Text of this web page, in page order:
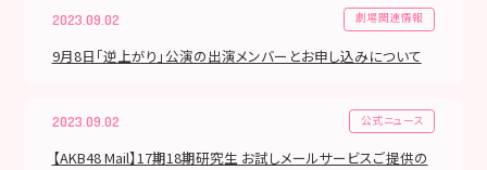
2023.09.02 劇場関連情報
9月8日「逆上がり」公演の出演メンバーとお申し込みについて
2023.09.02 公式ニュース
【AKB48 Mail】17期18期研究生 お試しメールサービスご提供の